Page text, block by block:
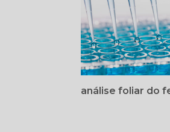
análise foliar do